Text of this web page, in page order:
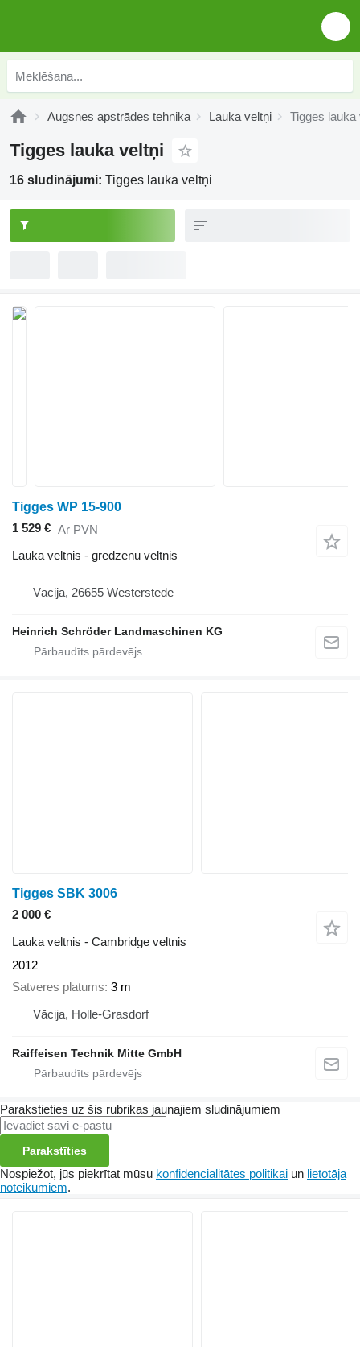
Augsnes apstrādes tehnika Lauka veltņi Tigges lauka
Tigges lauka veltņi
16 sludinājumi: Tigges lauka veltņi
Tigges WP 15-900
1 529 € Ar PVN
Lauka veltnis - gredzenu veltnis
Vācija, 26655 Westerstede
Heinrich Schröder Landmaschinen KG
Tigges SBK 3006
2 000 €
Lauka veltnis - Cambridge veltnis
2012
Satveres platums 3 m
Vācija, Holle-Grasdorf
Raiffeisen Technik Mitte GmbH
Parakstieties uz šis rubrikas jaunajiem sludinājumiem
Parakstīties
Nospiežot, jūs piekrītat mūsu konfidencialitātes politikai un lietotāja
noteikumiem.